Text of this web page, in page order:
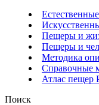
Пещеры и
Пещеры и
Методика
Справочные
Атлас пещер
Поиск